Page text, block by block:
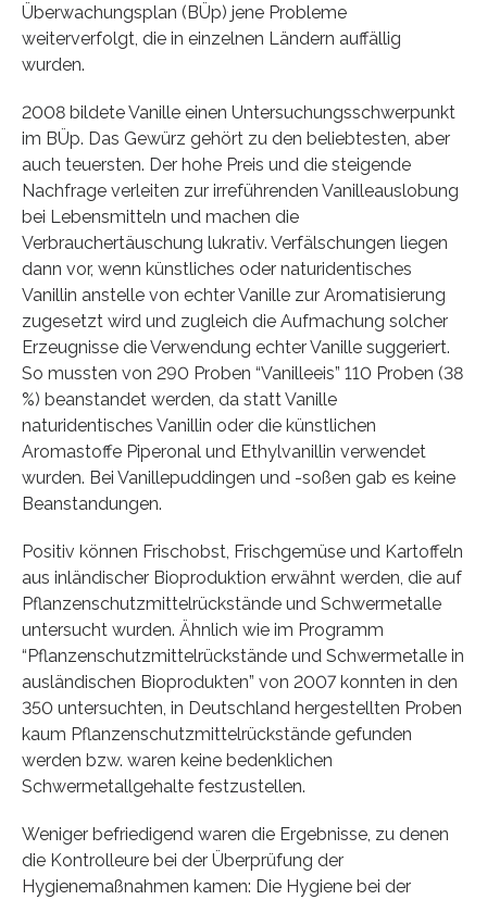
Überwachungsplan (BÜp) jene Probleme
weiterverfolgt, die in einzelnen Ländern auffällig
wurden.
2008 bildete Vanille einen Untersuchungsschwerpunkt
im BÜp. Das Gewürz gehört zu den beliebtesten, aber
auch teuersten. Der hohe Preis und die steigende
Nachfrage verleiten zur irreführenden Vanilleauslobung
bei Lebensmitteln und machen die
Verbrauchertäuschung lukrativ. Verfälschungen liegen
dann vor, wenn künstliches oder naturidentisches
Vanillin anstelle von echter Vanille zur Aromatisierung
zugesetzt wird und zugleich die Aufmachung solcher
Erzeugnisse die Verwendung echter Vanille suggeriert.
So mussten von 290 Proben “Vanilleeis” 110 Proben (38
%) beanstandet werden, da statt Vanille
naturidentisches Vanillin oder die künstlichen
Aromastoffe Piperonal und Ethylvanillin verwendet
wurden. Bei Vanillepuddingen und -soßen gab es keine
Beanstandungen.
Positiv können Frischobst, Frischgemüse und Kartoffeln
aus inländischer Bioproduktion erwähnt werden, die auf
Pflanzenschutzmittelrückstände und Schwermetalle
untersucht wurden. Ähnlich wie im Programm
“Pflanzenschutzmittelrückstände und Schwermetalle in
ausländischen Bioprodukten” von 2007 konnten in den
350 untersuchten, in Deutschland hergestellten Proben
kaum Pflanzenschutzmittelrückstände gefunden
werden bzw. waren keine bedenklichen
Schwermetallgehalte festzustellen.
Weniger befriedigend waren die Ergebnisse, zu denen
die Kontrolleure bei der Überprüfung der
Hygienemaßnahmen kamen: Die Hygiene bei der